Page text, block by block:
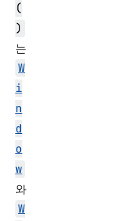
(
)
는
W
i
n
d
o
w
와
W